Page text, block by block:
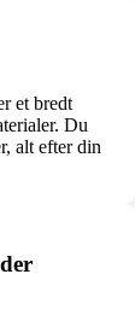
et bredt
Du
alt efter din